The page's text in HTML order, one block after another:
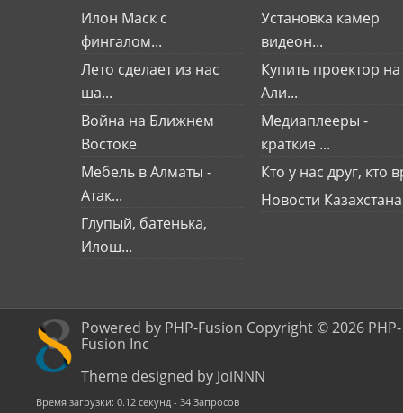
Илон Маск с
фингалом...
Лето сделает из нас
ша...
Война на Ближнем
Востоке
Мебель в Алматы -
Атак...
Глупый, батенька,
Илош...
Установка камер
видеон...
Купить проектор на
Али...
Медиаплееры -
краткие ...
Кто у нас друг, кто
Новости Казахстана
Powered by PHP-Fusion Copyright © 2026 PHP-
Fusion Inc
Theme designed by JoiNNN
Время загрузки: 0.12 секунд - 34 Запросов